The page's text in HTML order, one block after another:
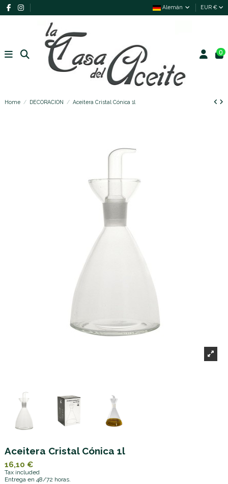
Alemán EUR €
0
Home DECORACION Aceitera Cristal Cónica 1l
Aceitera Cristal Cónica 1l
16,10 €
Tax included
Entrega en 48/72 horas.